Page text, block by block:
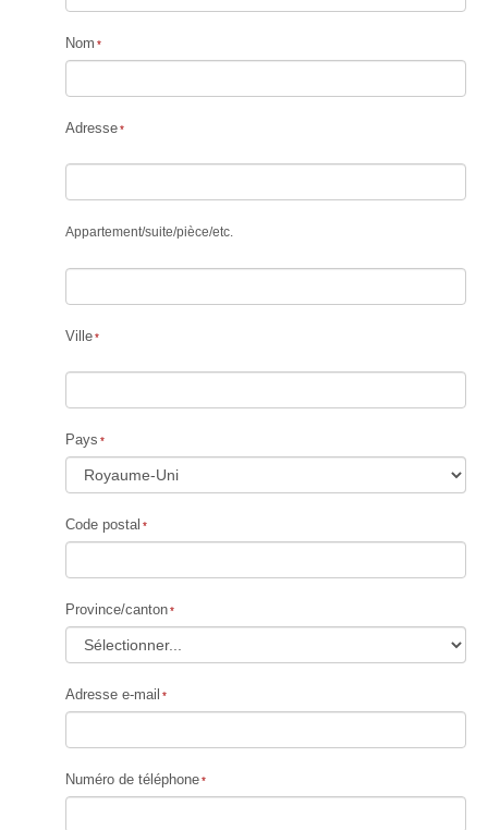
Nom
Adresse
Appartement/suite/pièce/etc.
Ville
Pays
Code postal
Province/canton
Adresse e-mail
Numéro de téléphone